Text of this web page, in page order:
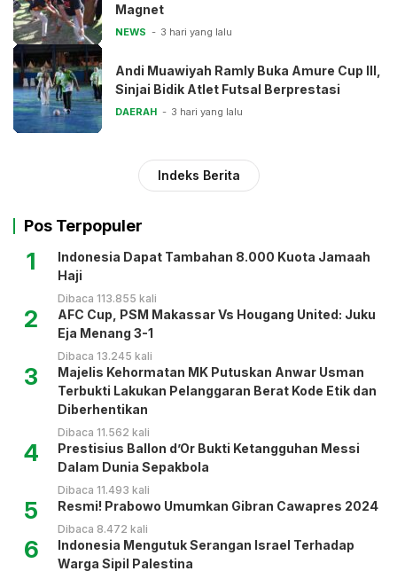
Magnet
NEWS 3 hari yang lalu
Andi Muawiyah Ramly Buka Amure Cup III,
Sinjai Bidik Atlet Futsal Berprestasi
DAERAH 3 hari yang lalu
Indeks Berita
Pos Terpopuler
1
Indonesia Dapat Tambahan 8.000 Kuota Jamaah
Haji
Dibaca 113.855 kali
2
AFC Cup, PSM Makassar Vs Hougang United: Juku
Eja Menang 3-1
Dibaca 13.245 kali
3
Majelis Kehormatan MK Putuskan Anwar Usman
Terbukti Lakukan Pelanggaran Berat Kode Etik dan
Diberhentikan
Dibaca 11.562 kali
4
Prestisius Ballon d’Or Bukti Ketangguhan Messi
Dalam Dunia Sepakbola
Dibaca 11.493 kali
5 Resmi! Prabowo Umumkan Gibran Cawapres 2024
Dibaca 8.472 kali
6
Indonesia Mengutuk Serangan Israel Terhadap
Warga Sipil Palestina